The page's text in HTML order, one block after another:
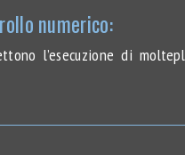
numerico:
l’esecuzione di